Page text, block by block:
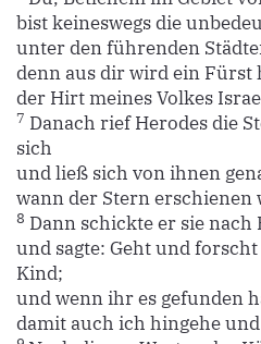
bist keineswegs die
unter den führenden
denn aus dir wird ein Fürst
der Hirt meines Volkes
7 Danach rief Herodes die
sich
und ließ sich von ihnen
wann der Stern erschienen
8 Dann schickte er sie nach
und sagte: Geht und
Kind;
und wenn ihr es gefunden
damit auch ich hingehe